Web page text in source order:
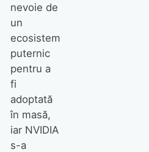
nevoie de
un
ecosistem
puternic
pentru a
fi
adoptată
în masă,
iar NVIDIA
s-a